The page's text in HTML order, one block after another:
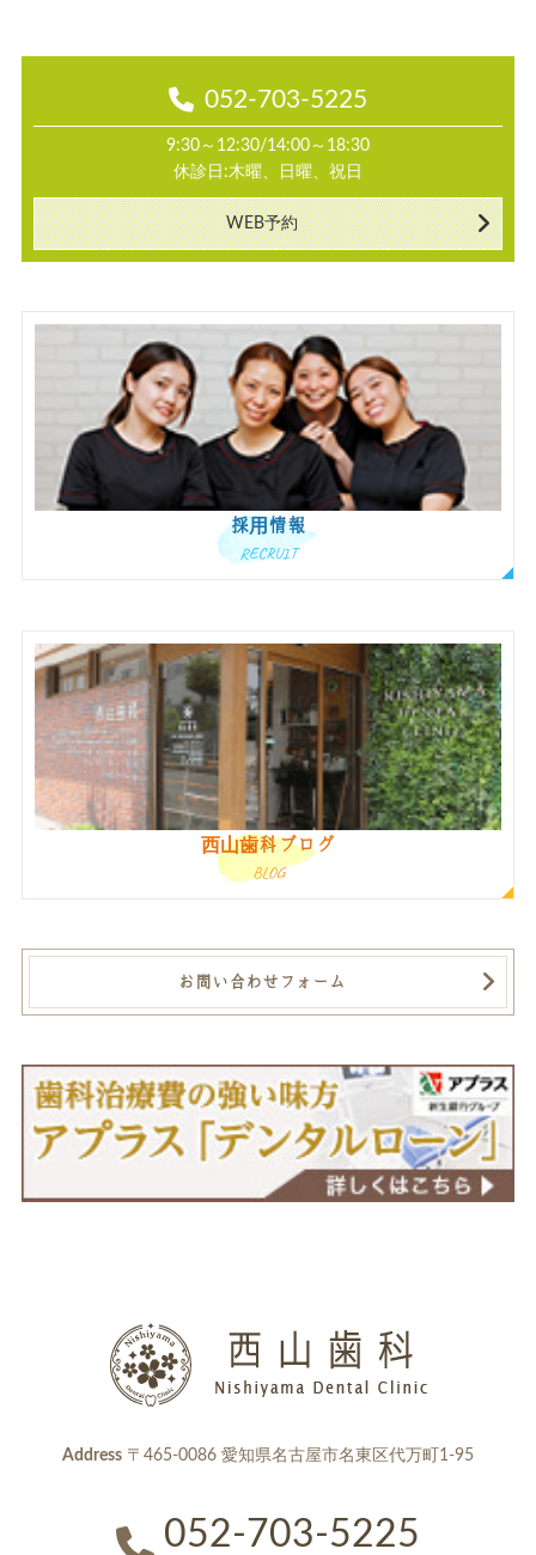
052-703-5225
9:30～12:30/14:00～18:30
休診日:木曜、日曜、祝日
WEB予約
採用情報
RECRUIT
西山歯科ブログ
BLOG
お問い合わせフォーム
Address 〒465-0086 愛知県名古屋市名東区代万町1-95
052-703-5225